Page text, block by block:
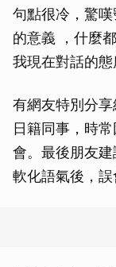
句點很冷，驚
的意義 ，什麼
我現在對話的態
有網友特別分
日籍同事，時
會。最後朋友
軟化語氣後，誤